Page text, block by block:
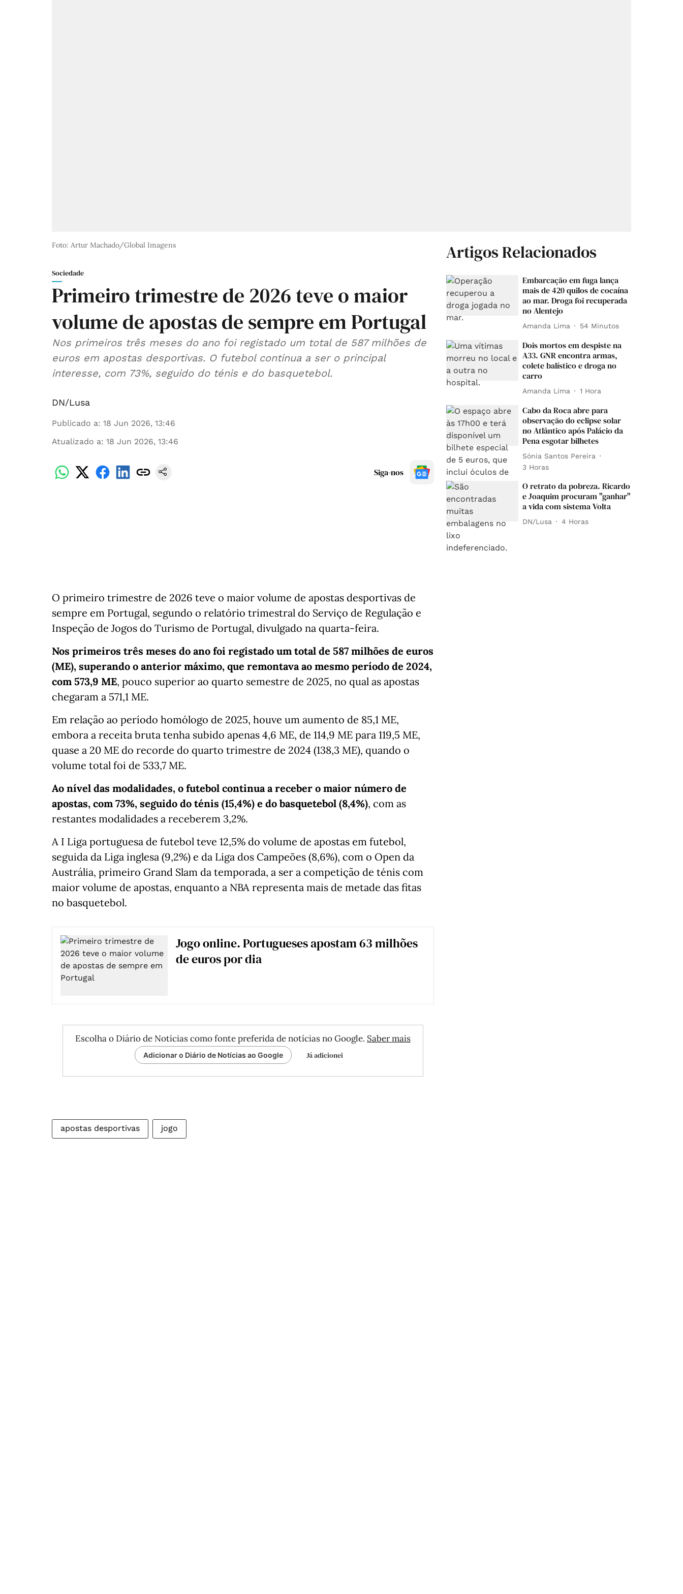
Foto: Artur Machado/Global Imagens
Sociedade
Primeiro trimestre de 2026 teve o maior
volume de apostas de sempre em Portugal
Nos primeiros três meses do ano foi registado um total de 587 milhões de
euros em apostas desportivas. O futebol continua a ser o principal
interesse, com 73%, seguido do ténis e do basquetebol.
DN/Lusa
Publicado a: 18 Jun 2026, 13:46
Atualizado a: 18 Jun 2026, 13:46
Siga-nos
O primeiro trimestre de 2026 teve o maior volume de apostas desportivas de
sempre em Portugal, segundo o relatório trimestral do Serviço de Regulação e
Inspeção de Jogos do Turismo de Portugal, divulgado na quarta-feira.
Nos primeiros três meses do ano foi registado um total de 587 milhões de euros
(ME), superando o anterior máximo, que remontava ao mesmo período de 2024,
com 573,9 ME, pouco superior ao quarto semestre de 2025, no qual as apostas
chegaram a 571,1 ME.
Em relação ao período homólogo de 2025, houve um aumento de 85,1 ME,
embora a receita bruta tenha subido apenas 4,6 ME, de 114,9 ME para 119,5 ME,
quase a 20 ME do recorde do quarto trimestre de 2024 (138,3 ME), quando o
volume total foi de 533,7 ME.
Ao nível das modalidades, o futebol continua a receber o maior número de
apostas, com 73%, seguido do ténis (15,4%) e do basquetebol (8,4%), com as
restantes modalidades a receberem 3,2%.
A I Liga portuguesa de futebol teve 12,5% do volume de apostas em futebol,
seguida da Liga inglesa (9,2%) e da Liga dos Campeões (8,6%), com o Open da
Austrália, primeiro Grand Slam da temporada, a ser a competição de ténis com
maior volume de apostas, enquanto a NBA representa mais de metade das fitas
no basquetebol.
Jogo online. Portugueses apostam 63 milhões
de euros por dia
Escolha o Diário de Notícias como fonte preferida de notícias no Google. Saber mais
Adicionar o Diário de Notícias ao Google Já adicionei
apostas desportivas jogo
Artigos Relacionados
Embarcação em fuga lança
mais de 420 quilos de cocaína
ao mar. Droga foi recuperada
no Alentejo
Amanda Lima 54 Minutos
Dois mortos em despiste na
A33. GNR encontra armas,
colete balístico e droga no
carro
Amanda Lima 1 Hora
Cabo da Roca abre para
observação do eclipse solar
no Atlântico após Palácio da
Pena esgotar bilhetes
Sónia Santos Pereira
3 Horas
O retrato da pobreza. Ricardo
e Joaquim procuram "ganhar"
a vida com sistema Volta
DN/Lusa 4 Horas